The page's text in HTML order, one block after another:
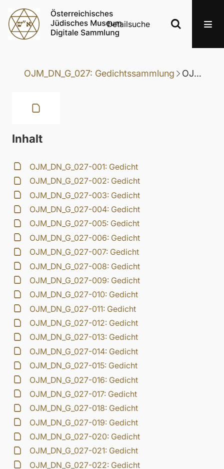
Detailsuche
OJM_DN_G_027: Gedichtssammlung OJM_DN_G_027-135: Gedicht
Inhalt
OJM_DN_G_027-001: Gedicht
OJM_DN_G_027-002: Gedicht
OJM_DN_G_027-003: Gedicht
OJM_DN_G_027-004: Gedicht
OJM_DN_G_027-005: Gedicht
OJM_DN_G_027-006: Gedicht
OJM_DN_G_027-007: Gedicht
OJM_DN_G_027-008: Gedicht
OJM_DN_G_027-009: Gedicht
OJM_DN_G_027-010: Gedicht
OJM_DN_G_027-011: Gedicht
OJM_DN_G_027-012: Gedicht
OJM_DN_G_027-013: Gedicht
OJM_DN_G_027-014: Gedicht
OJM_DN_G_027-015: Gedicht
OJM_DN_G_027-016: Gedicht
OJM_DN_G_027-017: Gedicht
OJM_DN_G_027-018: Gedicht
OJM_DN_G_027-019: Gedicht
OJM_DN_G_027-020: Gedicht
OJM_DN_G_027-021: Gedicht
OJM_DN_G_027-022: Gedicht